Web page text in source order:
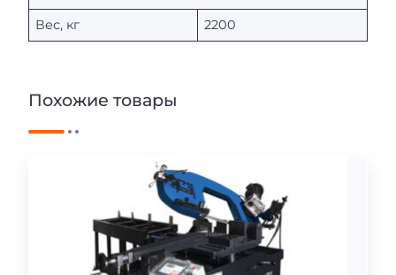
Вес, кг
2200
Похожие товары